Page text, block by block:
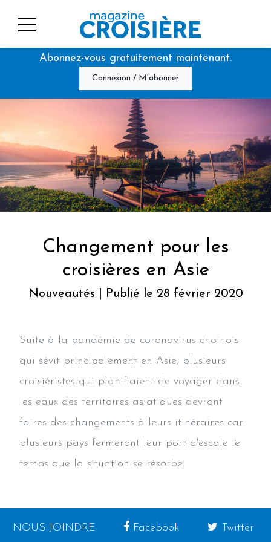
Abonnez-vous gratuitement maintenant.
Connexion / M'abonner
Changement pour les
croisières en Asie
Nouveautés | Publié le 28 février 2020
Suite à la pandémie de coronavirus choinois
qui sévit principalement en Asie, plusieurs
croisiéristes qui planifiaient de voyager dans
les eaux des territoires asiatiques devront
faires des changements à leurs itinéraires car
plusieurs pays fermeront leur port d'escale le
temps que la situation se résorbe.
NOUS JOINDRE Facebook Twitter